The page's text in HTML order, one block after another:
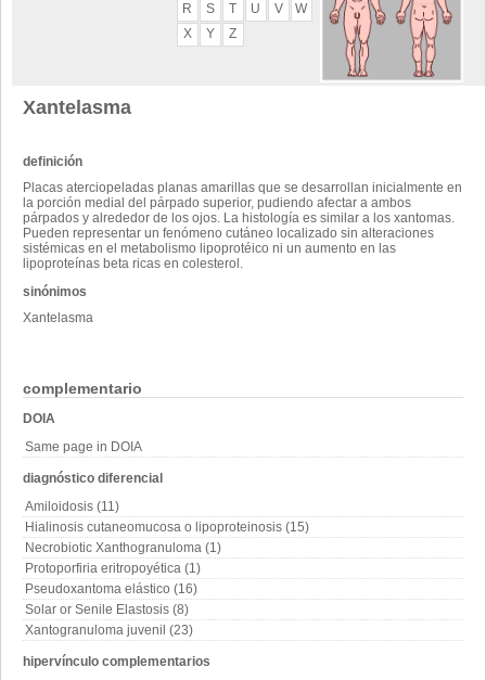
R
S T U V
W
X
Y Z
complementario
DOIA
Same page in DOIA
diagnóstico diferencial
Amiloidosis (11)
Hialinosis cutaneomucosa o lipoproteinosis (15)
Necrobiotic Xanthogranuloma (1)
Protoporfiria eritropoyética (1)
Pseudoxantoma elástico (16)
Solar or Senile Elastosis (8)
Xantogranuloma juvenil (23)
hipervínculo complementarios
Xantelasma
definición
Placas aterciopeladas planas amarillas que se desarrollan inicialmente en
la porción medial del párpado superior, pudiendo afectar a ambos
párpados y alrededor de los ojos. La histología es similar a los xantomas.
Pueden representar un fenómeno cutáneo localizado sin alteraciones
sistémicas en el metabolismo lipoprotéico ni un aumento en las
lipoproteínas beta ricas en colesterol.
sinónimos
Xantelasma